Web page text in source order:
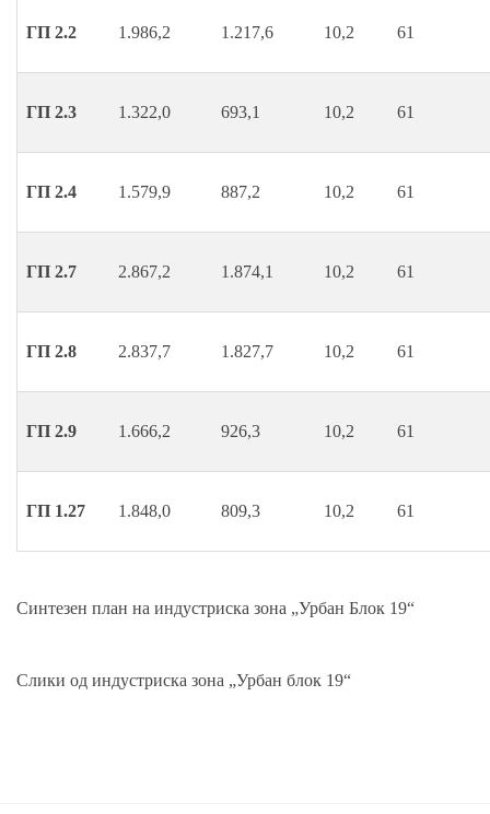
ГП 2.2 1.986,2 1.217,6 10,2 61
ГП 2.3 1.322,0 693,1 10,2 61
ГП 2.4 1.579,9 887,2 10,2 61
ГП 2.7 2.867,2 1.874,1 10,2 61
ГП 2.8 2.837,7 1.827,7 10,2 61
ГП 2.9 1.666,2 926,3 10,2 61
ГП 1.27 1.848,0 809,3 10,2 61
Синтезен план на индустриска зона „Урбан Блок 19“
Слики од индустриска зона „Урбан блок 19“